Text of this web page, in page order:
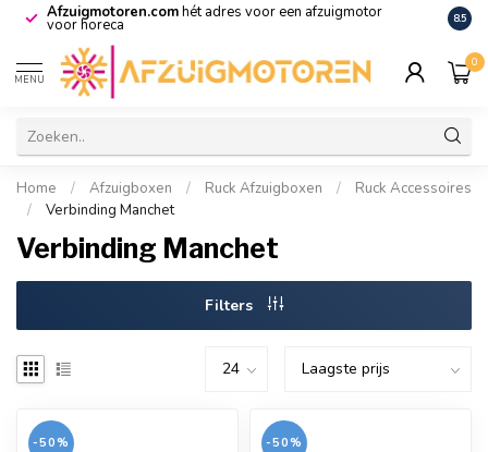
Afzuigmotoren.comhét adres voor een afzuigmotor
voor horeca De
8.5
MENU
0
Home / Afzuigboxen / Ruck Afzuigboxen /
Ruck Accessoires
/
Verbinding Manchet
Verbinding Manchet
Filters
-50% -50%